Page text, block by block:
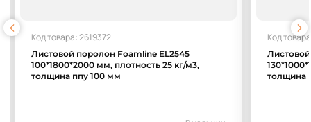
Код товара: 2619372
Листовой поролон Foamline EL2545
100*1800*2000 мм, плотность 25 кг/м3,
толщина ппу 100 мм
Код
толщина